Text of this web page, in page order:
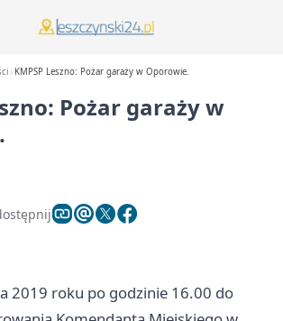
KMPSP Leszno: Pożar garaży w Oporowie.
Pożar garaży w
2019 roku po godzinie 16.00 do